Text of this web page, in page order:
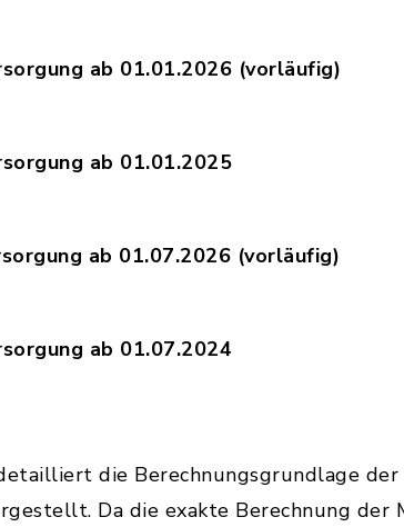
ab 01.01.2026 (vorläufig)
ab 01.01.2025
ab 01.07.2026 (vorläufig)
ab 01.07.2024
die Berechnungsgrundlage
Da die exakte Berechnung der